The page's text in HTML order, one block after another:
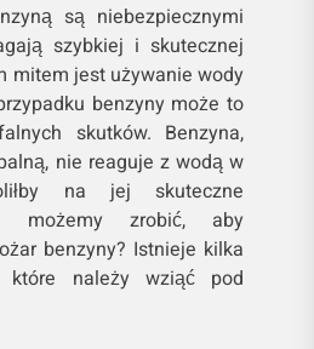
są niebezpiecznymi
szybkiej i skutecznej
mitem jest używanie wody
benzyny może to
skutków. Benzyna,
nie reaguje z wodą w
na jej skuteczne
możemy zrobić, aby
benzyny? Istnieje kilka
które należy wziąć pod